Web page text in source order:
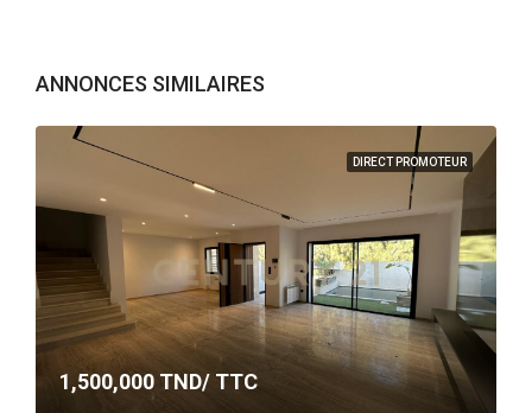
ANNONCES SIMILAIRES
DIRECT PROMOTEUR
1,500,000 TND/ TTC